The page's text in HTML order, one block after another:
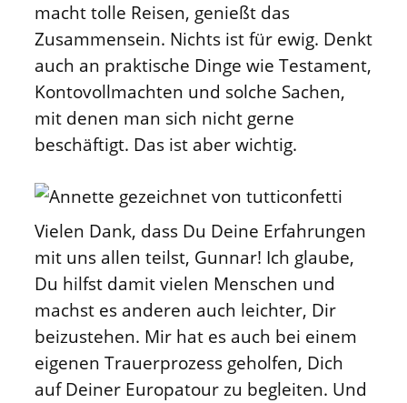
macht tolle Reisen, genießt das
Zusammensein. Nichts ist für ewig. Denkt
auch an praktische Dinge wie Testament,
Kontovollmachten und solche Sachen,
mit denen man sich nicht gerne
beschäftigt. Das ist aber wichtig.
Vielen Dank, dass Du Deine Erfahrungen
mit uns allen teilst, Gunnar! Ich glaube,
Du hilfst damit vielen Menschen und
machst es anderen auch leichter, Dir
beizustehen. Mir hat es auch bei einem
eigenen Trauerprozess geholfen, Dich
auf Deiner Europatour zu begleiten. Und